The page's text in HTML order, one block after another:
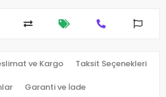
ve Kargo Taksit Seçenekleri
Garanti ve İade